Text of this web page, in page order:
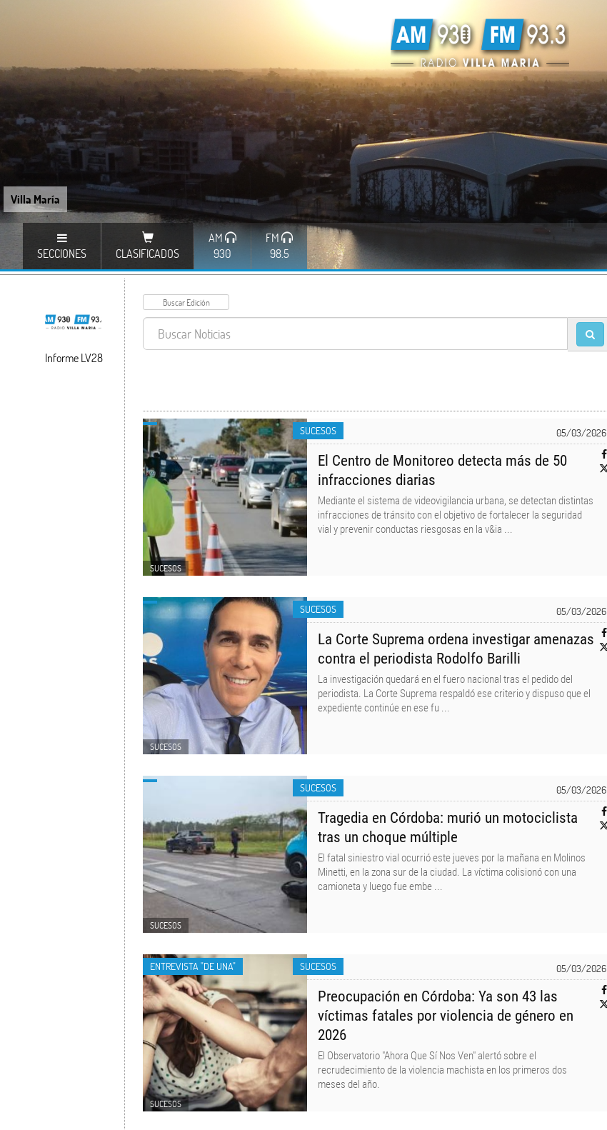
Villa María
SECCIONES CLASIFICADOS
AM
930
FM
98.5
Informe LV28
05/03/2026
SUCESOS
SUCESOS
El Centro de Monitoreo detecta más de 50
infracciones diarias
Mediante el sistema de videovigilancia urbana, se detectan distintas
infracciones de tránsito con el objetivo de fortalecer la seguridad
vial y prevenir conductas riesgosas en la v&ia ...
05/03/2026
SUCESOS
SUCESOS
La Corte Suprema ordena investigar amenazas
contra el periodista Rodolfo Barilli
La investigación quedará en el fuero nacional tras el pedido del
periodista. La Corte Suprema respaldó ese criterio y dispuso que el
expediente continúe en ese fu ...
05/03/2026
SUCESOS
SUCESOS
Tragedia en Córdoba: murió un motociclista
tras un choque múltiple
El fatal siniestro vial ocurrió este jueves por la mañana en Molinos
Minetti, en la zona sur de la ciudad. La víctima colisionó con una
camioneta y luego fue embe ...
05/03/2026
SUCESOS
SUCESOS
Preocupación en Córdoba: Ya son 43 las
víctimas fatales por violencia de género en
2026
El Observatorio "Ahora Que Sí Nos Ven" alertó sobre el
recrudecimiento de la violencia machista en los primeros dos
meses del año.
ENTREVISTA "DE UNA"